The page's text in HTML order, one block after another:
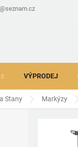
VÝPRODEJ
Stany Markýzy